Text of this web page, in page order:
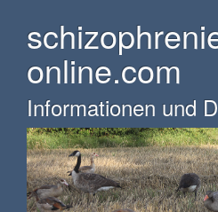
main
content
online.com
Informationen und